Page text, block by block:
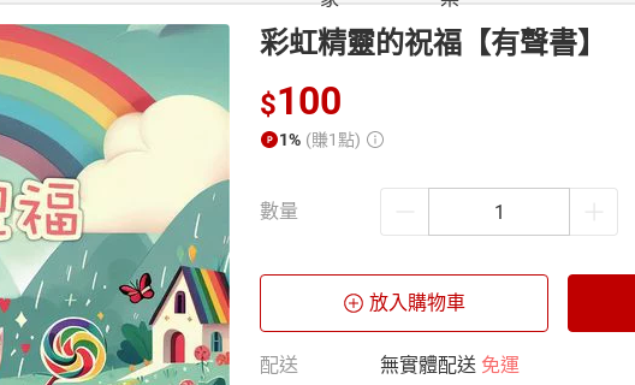
彩虹精靈的祝福【有聲書】
$100
1% (賺1點)
數量
放入購物車
配送 無實體配送 免運